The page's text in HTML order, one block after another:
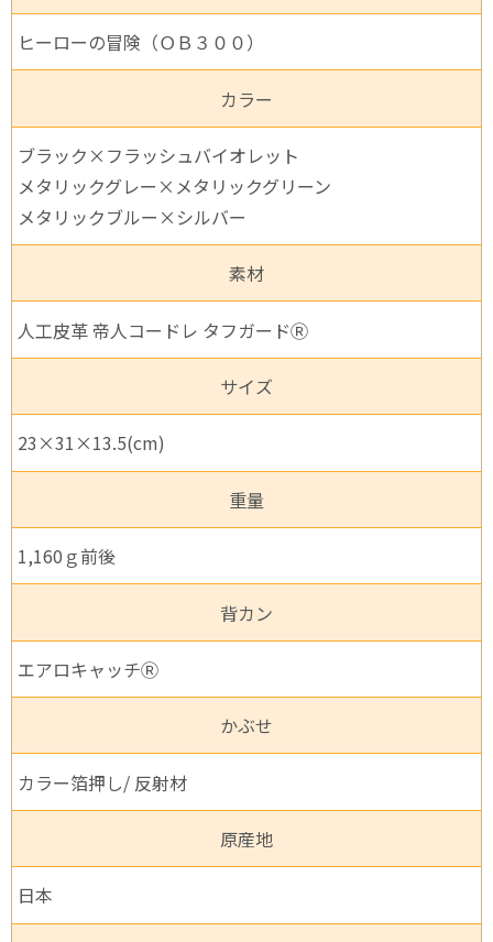
ヒーローの冒険（ＯＢ３００）
カラー
ブラック×フラッシュバイオレット
メタリックグレー×メタリックグリーン
メタリックブルー×シルバー
素材
人工皮革 帝人コードレ タフガードⓇ
サイズ
23×31×13.5(cm)
重量
1,160ｇ前後
背カン
エアロキャッチⓇ
かぶせ
カラー箔押し/ 反射材
原産地
日本